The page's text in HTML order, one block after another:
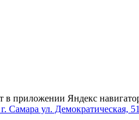
в приложении Яндекс
Самара ул. Демократическая,